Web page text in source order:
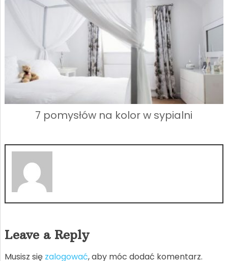
7 pomysłów na kolor w sypialni
Leave a Reply
Musisz się zalogować, aby móc dodać komentarz.